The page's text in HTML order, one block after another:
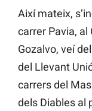
Així mateix,
carrer Pavia, al
Gozalvo, veí
del Llevant
carrers del
dels Diables al